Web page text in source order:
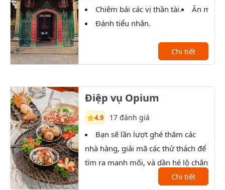
Chiêm bái các vị thần tài.
Đánh tiểu nhân.
Ăn món
Chi tiết
Điệp vụ Opium
4.9 17 đánh giá
Bạn sẽ lần lượt ghé thăm các
nhà hàng, giải mã các thử thách để
tìm ra manh mối, và dần hé lộ chân
tướng của nhân vật bí ẩn.Chi tiết